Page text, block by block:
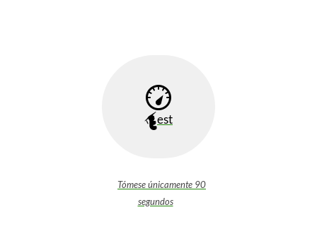
est
Tómese únicamente 90
segundos